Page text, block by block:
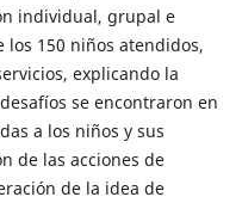
individual, grupal e
los 150 niños atendidos,
explicando la
se encontraron en
a los niños y sus
de las acciones de
de la idea de